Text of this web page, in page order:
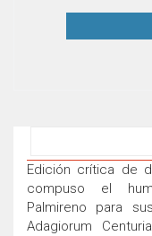
Edición crítica de
compuso el
Palmireno para
Adagiorum